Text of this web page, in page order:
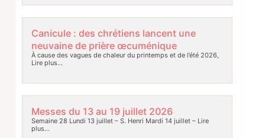
Canicule : des chrétiens lancent une
neuvaine de prière œcuménique
À cause des vagues de chaleur du printemps et de l’été 2026,
Lire plus…
Messes du 13 au 19 juillet 2026
Semaine 28 Lundi 13 juillet – S. Henri Mardi 14 juillet –Lire
plus…